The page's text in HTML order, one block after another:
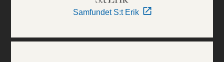
Samfundet S:t Erik